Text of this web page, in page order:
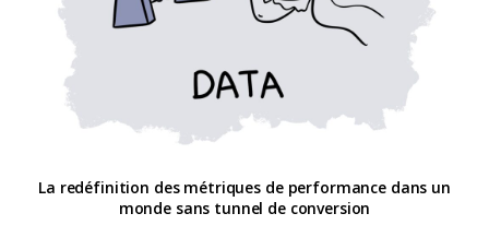
La redéfinition des métriques de performance dans un
monde sans tunnel de conversion